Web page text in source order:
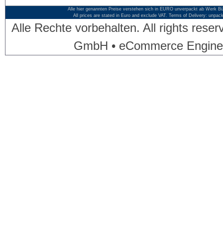
Alle hier genannten Preise verstehen sich in EURO unverpackt ab Werk
All prices are stated in Euro and exclude VAT. Terms of Delivery:
Alle Rechte vorbehalten. All rights
GmbH • eCommerce